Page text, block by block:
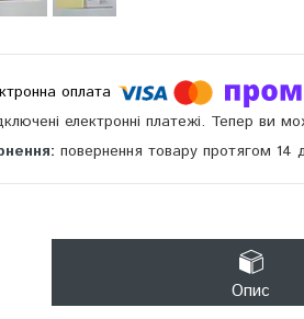
електронні платежі. Тепер
повернення товару протягом 14
Опис